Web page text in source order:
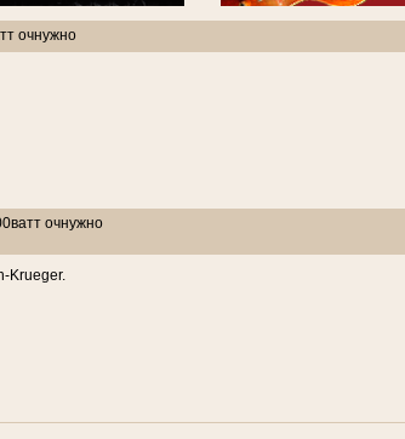
очнужно
очнужно
Krueger.